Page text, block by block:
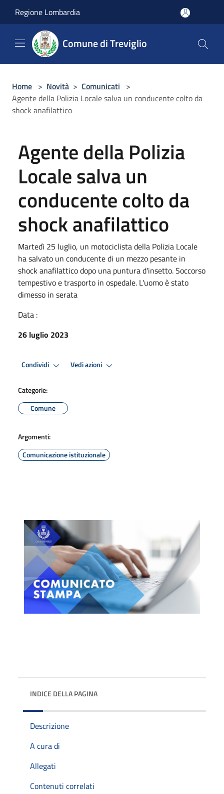
Regione Lombardia
Comune di Treviglio
Home > Novità > Comunicati >
Agente della Polizia Locale salva un conducente colto da
shock anafilattico
Agente della Polizia
Locale salva un
conducente colto da
shock anafilattico
Martedì 25 luglio, un motociclista della Polizia Locale
ha salvato un conducente di un mezzo pesante in
shock anafilattico dopo una puntura d'insetto. Soccorso
tempestivo e trasporto in ospedale. L'uomo è stato
dimesso in serata
Data :
26 luglio 2023
Condividi Vedi azioni
Categorie:
Comune
Argomenti:
Comunicazione istituzionale
INDICE DELLA PAGINA
Descrizione
A cura di
Allegati
Contenuti correlati